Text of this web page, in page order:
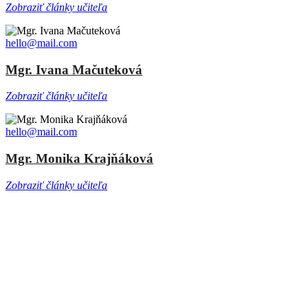
Zobraziť články učiteľa
hello@mail.com
Mgr. Ivana Mačuteková
Zobraziť články učiteľa
hello@mail.com
Mgr. Monika Krajňáková
Zobraziť články učiteľa